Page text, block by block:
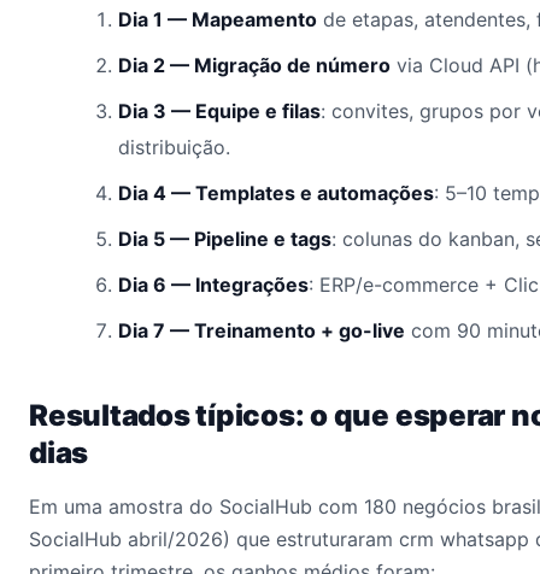
Dia 1 — Mapeamento de etapas, atendentes,
Dia 2 — Migração de número via Cloud API
Dia 3 — Equipe e filas: convites, grupos por
distribuição.
Dia 4 — Templates e automações: 5–10
Dia 5 — Pipeline e tags: colunas do kanban,
Dia 6 — Integrações: ERP/e-commerce +
Dia 7 — Treinamento + go-live com 90
Resultados típicos: o que esperar
dias
Em uma amostra do SocialHub com 180 negócios
SocialHub abril/2026) que estruturaram crm whatsapp